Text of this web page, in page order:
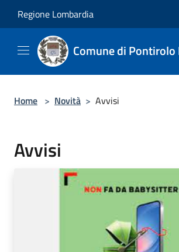
Regione Lombardia
Comune di
Home > Novità > Avvisi
Avvisi